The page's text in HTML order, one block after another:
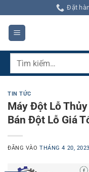
qua
dung
Đặt
Tìm
TIN TỨC
Máy Đột Lỗ
Bán Đột Lỗ Giá
ĐĂNG VÀOTHÁNG 4 20, 2023